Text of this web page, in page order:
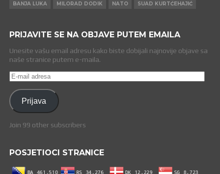
BANJA LUKA
MILORAD DODIK NATO SUAD KURTĆEHAJIĆ
PRIJAVITE SE NA OBJAVE PUTEM EMAILA
Unesite vašu email adresu kako biste dobijali najnovije objave sa
naše stranice putem e-maila.
E-
mail
adresa
Prijava
Join 99 other subscribers
POSJETIOCI STRANICE